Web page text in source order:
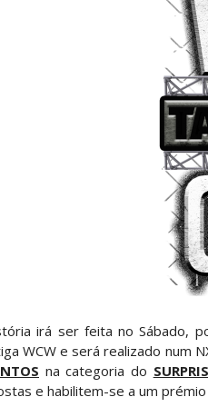
Samoa Joe faz tease
Possível adversário
livre de peso: Kairi
Regresso de
NO MAIN
- Aug 06 2026
irá ser feita no Sábado,
WCW e será realizado num
na categoria do
e habilitem-se a um